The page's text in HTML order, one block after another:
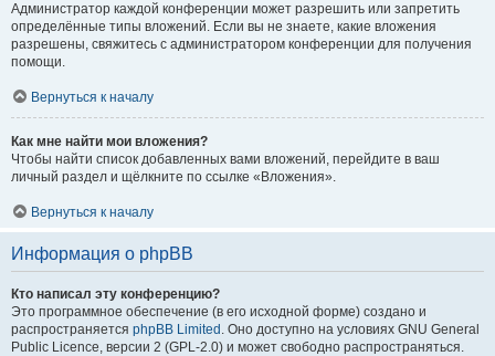
Администратор каждой конференции может разрешить или запретить
определённые типы вложений. Если вы не знаете, какие вложения
разрешены, свяжитесь с администратором конференции для получения
помощи.
Вернуться к началу
Как мне найти мои вложения?
Чтобы найти список добавленных вами вложений, перейдите в ваш
личный раздел и щёлкните по ссылке «Вложения».
Вернуться к началу
Информация о phpBB
Кто написал эту конференцию?
Это программное обеспечение (в его исходной форме) создано и
распространяется phpBB Limited . Оно доступно на условиях GNU General
Public Licence, версии 2 (GPL-2.0) и может свободно распространяться.